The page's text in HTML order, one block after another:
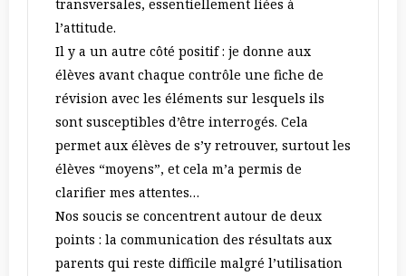
transversales, essentiellement liées à
l’attitude.
Il y a un autre côté positif : je donne aux
élèves avant chaque contrôle une fiche de
révision avec les éléments sur lesquels ils
sont susceptibles d’être interrogés. Cela
permet aux élèves de s’y retrouver, surtout les
élèves “moyens”, et cela m’a permis de
clarifier mes attentes…
Nos soucis se concentrent autour de deux
points : la communication des résultats aux
parents qui reste difficile malgré l’utilisation